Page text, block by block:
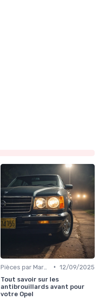
• 12/09/2025
Tout savoir sur les
antibrouillards avant pour
votre Opel